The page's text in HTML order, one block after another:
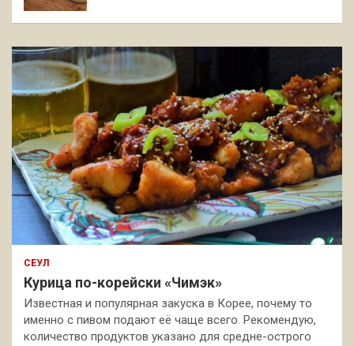
СЕУЛ
Курица по-корейски «Чимэк»
Известная и популярная закуска в Корее, почему то
именно с пивом подают её чаще всего. Рекомендую,
количество продуктов указано для средне-острого